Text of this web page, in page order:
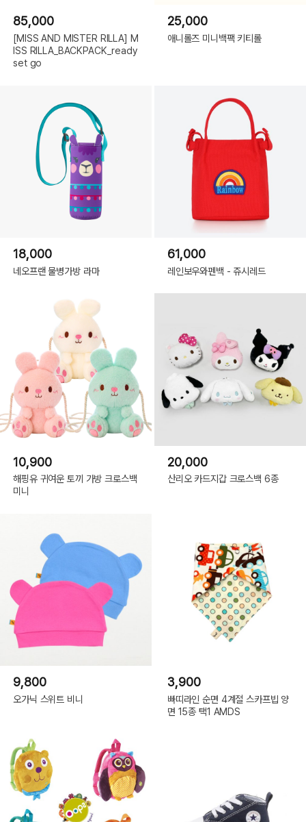
85,000
[MISS AND MISTER RILLA] M
ISS RILLA_BACKPACK_ready
set go
25,000
애니롤즈 미니백팩 키티롤
18,000
네오프랜 물병가방 라마
61,000
레인보우와펜백 - 쥬시레드
10,900
해핑유 귀여운 토끼 가방 크로스백
미니
20,000
산리오 카드지갑 크로스백 6종
9,800
오가닉 스위트 비니
3,900
빠띠라인 순면 4계절 스카프빕 양
면 15종 택1 AMDS